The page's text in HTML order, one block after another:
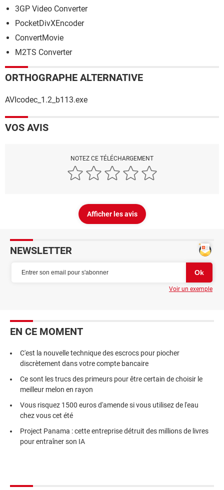
3GP Video Converter
PocketDivXEncoder
ConvertMovie
M2TS Converter
ORTHOGRAPHE ALTERNATIVE
AVIcodec_1.2_b113.exe
VOS AVIS
NOTEZ CE TÉLÉCHARGEMENT
Afficher les avis
NEWSLETTER
Voir un exemple
EN CE MOMENT
C'est la nouvelle technique des escrocs pour piocher
discrètement dans votre compte bancaire
Ce sont les trucs des primeurs pour être certain de choisir le
meilleur melon en rayon
Vous risquez 1500 euros d'amende si vous utilisez de l'eau
chez vous cet été
Project Panama : cette entreprise détruit des millions de livres
pour entraîner son IA